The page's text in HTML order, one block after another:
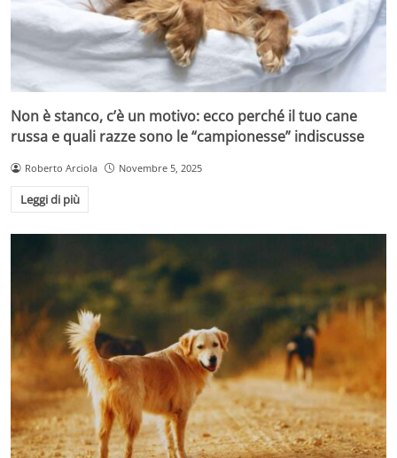
Non è stanco, c’è un motivo: ecco perché il tuo cane
russa e quali razze sono le “campionesse” indiscusse
Roberto Arciola Novembre 5, 2025
Leggi di più